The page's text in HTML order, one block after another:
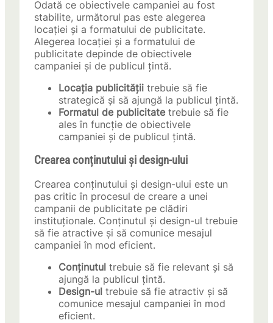
Odată ce obiectivele campaniei au fost
stabilite, următorul pas este alegerea
locației și a formatului de publicitate.
Alegerea locației și a formatului de
publicitate depinde de obiectivele
campaniei și de publicul țintă.
Locația publicității trebuie să fie
strategică și să ajungă la publicul țintă.
Formatul de publicitatetrebuie să fie
ales în funcție de obiectivele
campaniei și de publicul țintă.
Crearea conținutului și design-ului
Crearea conținutului și design-ului este un
pas critic în procesul de creare a unei
campanii de publicitate pe clădiri
instituționale. Conținutul și design-ul trebuie
să fie atractive și să comunice mesajul
campaniei în mod eficient.
Conținutul trebuie să fie relevant și să
ajungă la publicul țintă.
Design-ul trebuie să fie atractiv și să
comunice mesajul campaniei în mod
eficient.